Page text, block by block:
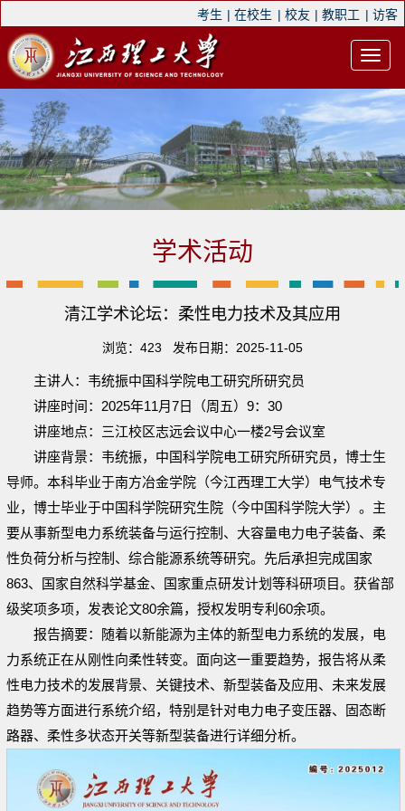
考生 | 在校生 | 校友 | 教职工 | 访客
学术活动
清江学术论坛：柔性电力技术及其应用
浏览： 423 发布日期：2025-11-05
主讲人：韦统振中国科学院电工研究所研究员
讲座时间：2025年11月7日（周五）9：30
讲座地点：三江校区志远会议中心一楼2号会议室
讲座背景：韦统振，中国科学院电工研究所研究员，博士生
导师。本科毕业于南方冶金学院（今江西理工大学）电气技术专
业，博士毕业于中国科学院研究生院（今中国科学院大学）。主
要从事新型电力系统装备与运行控制、大容量电力电子装备、柔
性负荷分析与控制、综合能源系统等研究。先后承担完成国家
863、国家自然科学基金、国家重点研发计划等科研项目。获省部
级奖项多项，发表论文80余篇，授权发明专利60余项。
报告摘要：随着以新能源为主体的新型电力系统的发展，电
力系统正在从刚性向柔性转变。面向这一重要趋势，报告将从柔
性电力技术的发展背景、关键技术、新型装备及应用、未来发展
趋势等方面进行系统介绍，特别是针对电力电子变压器、固态断
路器、柔性多状态开关等新型装备进行详细分析。